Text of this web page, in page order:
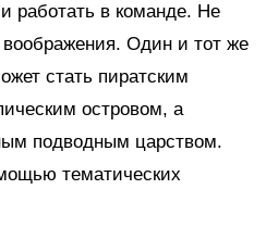
работать в команде. Не
Один и тот же
стать пиратским
островом, а
подводным царством.
тематических